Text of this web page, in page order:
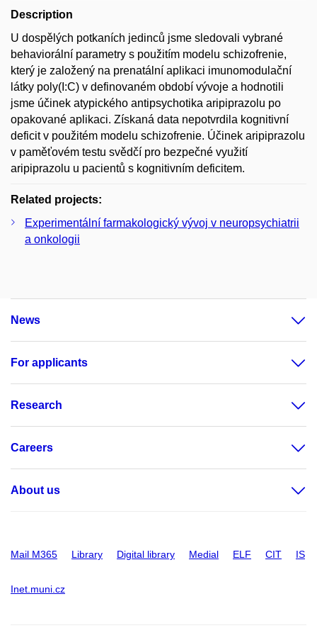
Description
U dospělých potkaních jedinců jsme sledovali vybrané
behaviorální parametry s použitím modelu schizofrenie,
který je založený na prenatální aplikaci imunomodulační
látky poly(I:C) v definovaném období vývoje a hodnotili
jsme účinek atypického antipsychotika aripiprazolu po
opakované aplikaci. Získaná data nepotvrdila kognitivní
deficit v použitém modelu schizofrenie. Účinek aripiprazolu
v paměťovém testu svědčí pro bezpečné využití
aripiprazolu u pacientů s kognitivním deficitem.
Related projects:
Experimentální farmakologický vývoj v neuropsychiatrii
a onkologii
News
For applicants
Research
Careers
About us
Mail M365 Library Digital library Medial ELF CIT IS
Inet.muni.cz